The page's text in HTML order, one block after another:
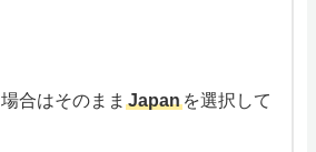
合はそのまま Japan を選択して